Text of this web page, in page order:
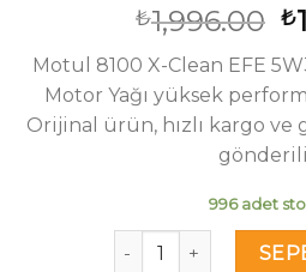
₺1,996.00 ₺
Motul 8100 X-Clean EFE
Motor Yağı yüksek
Orijinal ürün, hızlı kargo
996 adet
Motul 8100 X-Clean